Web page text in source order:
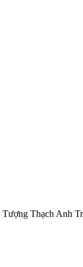
Tượng Thạch Anh